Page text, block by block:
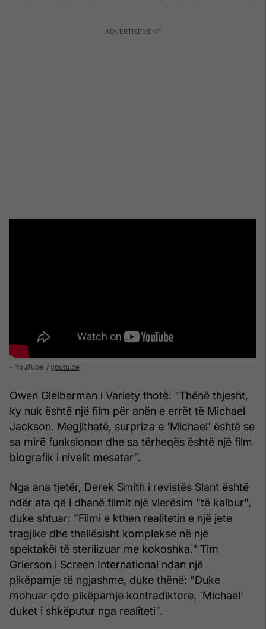
- YouTube youtu.be
Owen Gleiberman i Variety thotë: "Thënë thjesht,
ky nuk është një film për anën e errët të Michael
Jackson. Megjithatë, surpriza e 'Michael' është se
sa mirë funksionon dhe sa tërheqës është një film
biografik i nivelit mesatar".
Nga ana tjetër, Derek Smith i revistës Slant është
ndër ata që i dhanë filmit një vlerësim "të kalbur",
duke shtuar: "Filmi e kthen realitetin e një jete
tragjike dhe thellësisht komplekse në një
spektakël të sterilizuar me kokoshka." Tim
Grierson i Screen International ndan një
pikëpamje të ngjashme, duke thënë: "Duke
mohuar çdo pikëpamje kontradiktore, 'Michael'
duket i shkëputur nga realiteti".